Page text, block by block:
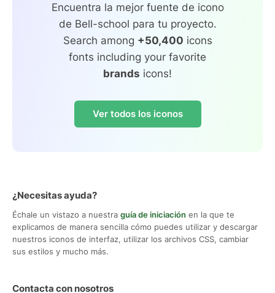
Encuentra la mejor fuente de icono
de Bell-school para tu proyecto.
Search among +50,400 icons
fonts including your favorite
brands icons!
Ver todos los iconos
¿Necesitas ayuda?
Échale un vistazo a nuestra guía de iniciación en la que te
explicamos de manera sencilla cómo puedes utilizar y descargar
nuestros iconos de interfaz, utilizar los archivos CSS, cambiar
sus estilos y mucho más.
Contacta con nosotros